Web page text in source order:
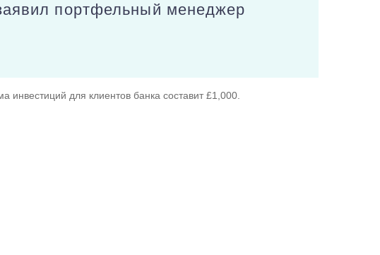
портфельный менеджер
для клиентов банка составит £1,000.